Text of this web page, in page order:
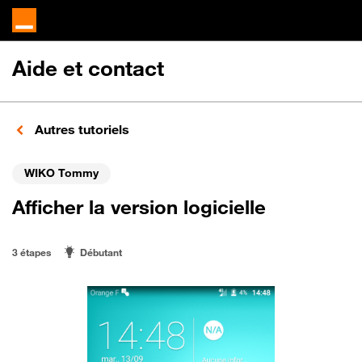
Aide et contact
Autres tutoriels
WIKO Tommy
Afficher la version logicielle
3 étapes Débutant